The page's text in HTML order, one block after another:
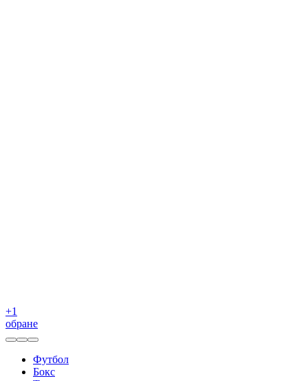
+1
обране
Футбол
Бокс